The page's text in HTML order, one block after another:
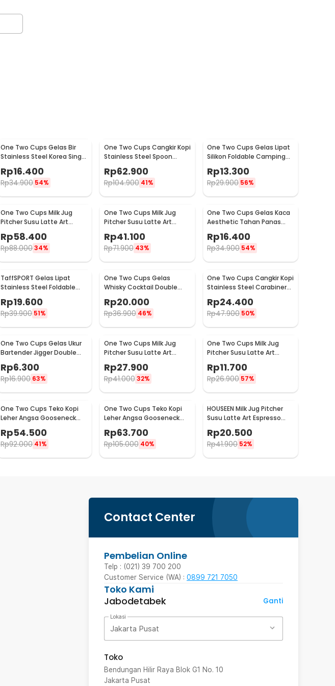
One Two Cups Gelas Bir
Stainless Steel Korea Single
Wall Glass 180ml - J070
Rp16.400
Rp34.900 54%
One Two Cups Cangkir Kopi
Stainless Steel Spoon
Saucer Cup 120ml - 201
Rp62.900
Rp104.900 41%
One Two Cups Gelas Lipat
Silikon Foldable Camping
with Strap 200ml - F120
Rp13.300
Rp29.900 56%
One Two Cups Milk Jug
Pitcher Susu Latte Art
Espresso Stainless Steel
900ml - J068
Rp58.400
Rp88.00034%
One Two Cups Milk Jug
Pitcher Susu Latte Art
350ml - 10084
Rp41.100
Rp71.900 43%
One Two Cups Gelas Kaca
Aesthetic Tahan Panas
Double Wall Glass 250ml -
PLY1704
Rp16.400
Rp34.900 54%
TaffSPORT Gelas Lipat
Stainless Steel Foldable
Cup Carabiner 240ml -
F180
Rp19.600
Rp39.900 51%
One Two Cups Gelas
Whisky Cocktail Double
- SG-02
Rp20.000
Rp36.900 46%
One Two Cups Cangkir Kopi
Stainless Steel Carabiner
Rp24.400
Rp47.900 50%
One Two Cups Gelas Ukur
Bartender Jigger Double
Shot 15ml and 30ml - LE2
Rp6.300
Rp16.900 63%
One Two Cups Milk Jug
Pitcher Susu Latte Art
200ml - J068
Rp27.900
Rp41.000 32%
One Two Cups Milk Jug
Pitcher Susu Latte Art
1oz - S06HG
Rp11.700
Rp26.900 57%
One Two Cups Teko Kopi
Leher Angsa Gooseneck
- AA049
Rp54.500
Rp92.000 41%
One Two Cups Teko Kopi
Leher Angsa Gooseneck
Pour Over Drip Kettle 350ml
- AA049
Rp63.700
Rp105.000 40%
HOUSEEN Milk Jug Pitcher
Susu Latte Art Espresso
DL060
Rp20.500
Rp41.900 52%
Contact Center
Pembelian Online
Telp : (021) 39 700 200
Customer Service (WA) : 0899 721 7050
Toko Kami
Jabodetabek
Ganti
Lokasi
Jakarta Pusat
Toko
Bendungan Hilir Raya Blok G1 No. 10
Jakarta Pusat